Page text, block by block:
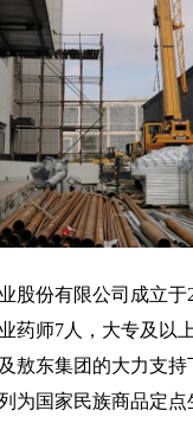
份有限公司成立于
药师7人，大专及以
敖东集团的大力支
为国家民族商品定